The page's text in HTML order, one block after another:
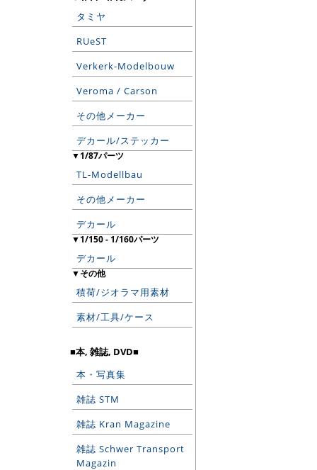
タミヤ
RUeST
Verkerk-Modelbouw
Veroma / Carson
その他メーカー
デカール/ステッカー
▼1/87パーツ
TL-Modellbau
その他メーカー
デカール
▼1/150 - 1/160パーツ
デカール
▼その他
積荷/ジオラマ用素材
素材/工具/ケース
■本, 雑誌, DVD■
本・写真集
雑誌 STM
雑誌 Kran Magazine
雑誌 Schwer Transport
Magazin